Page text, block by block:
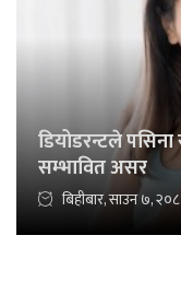
डियोडरन्टले
सम्भावित असर
बिहीबार, साउन ७,